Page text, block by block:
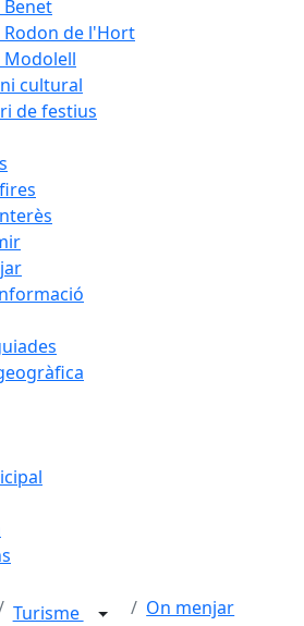
Benet
Rodon de l'Hort
Modolell
cultural
de festius
Turisme On menjar